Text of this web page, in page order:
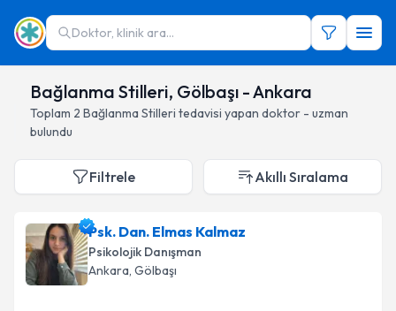
Doktor, klinik ara...
Bağlanma Stilleri, Gölbaşı - Ankara
Toplam 2 Bağlanma Stilleri tedavisi yapan doktor - uzman
bulundu
Filtrele Akıllı Sıralama
Psk. Dan. Elmas Kalmaz
Psikolojik Danışman
Ankara, Gölbaşı